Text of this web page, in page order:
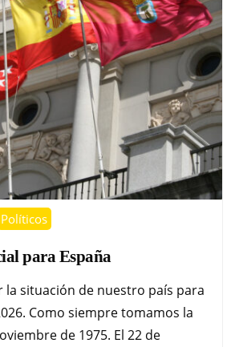
Políticos
para España
la situación de nuestro país para
Como siempre tomamos la
de 1975. El 22 de